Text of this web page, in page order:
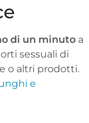
di un minutoa
sessuali di
o altri prodotti.
e